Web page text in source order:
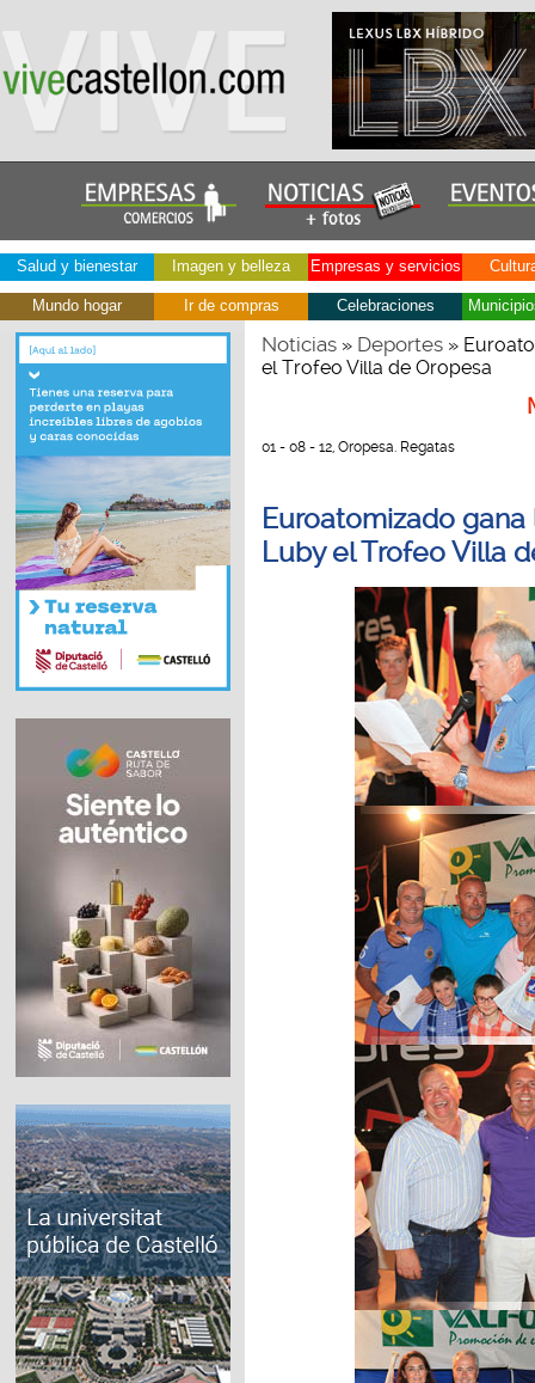
Salud y bienestar Imagen y belleza Empresas y servicios
Mundo hogar Ir de compras Celebraciones
Noticias» Deportes»
el Trofeo Villa de Oropesa
01 - 08 - 12, Oropesa. Regatas
Euroatomizado
Luby el Trofeo Villa